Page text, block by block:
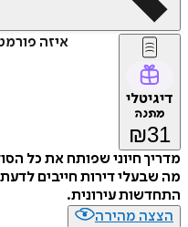
איזה
דיגיטלי
מתנה
₪31
מדריך חיוני שפותח את כל
מה שבעלי דירות חייבים
התחדשות עירונית.
הצצה מהירה